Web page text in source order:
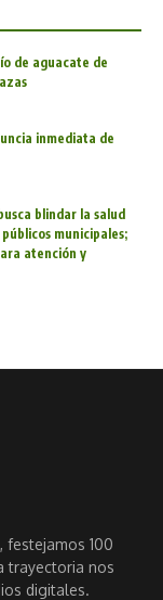
de aguacate de
inmediata de
blindar la salud
municipales;
atención y
festejamos 100
trayectoria nos
digitales.